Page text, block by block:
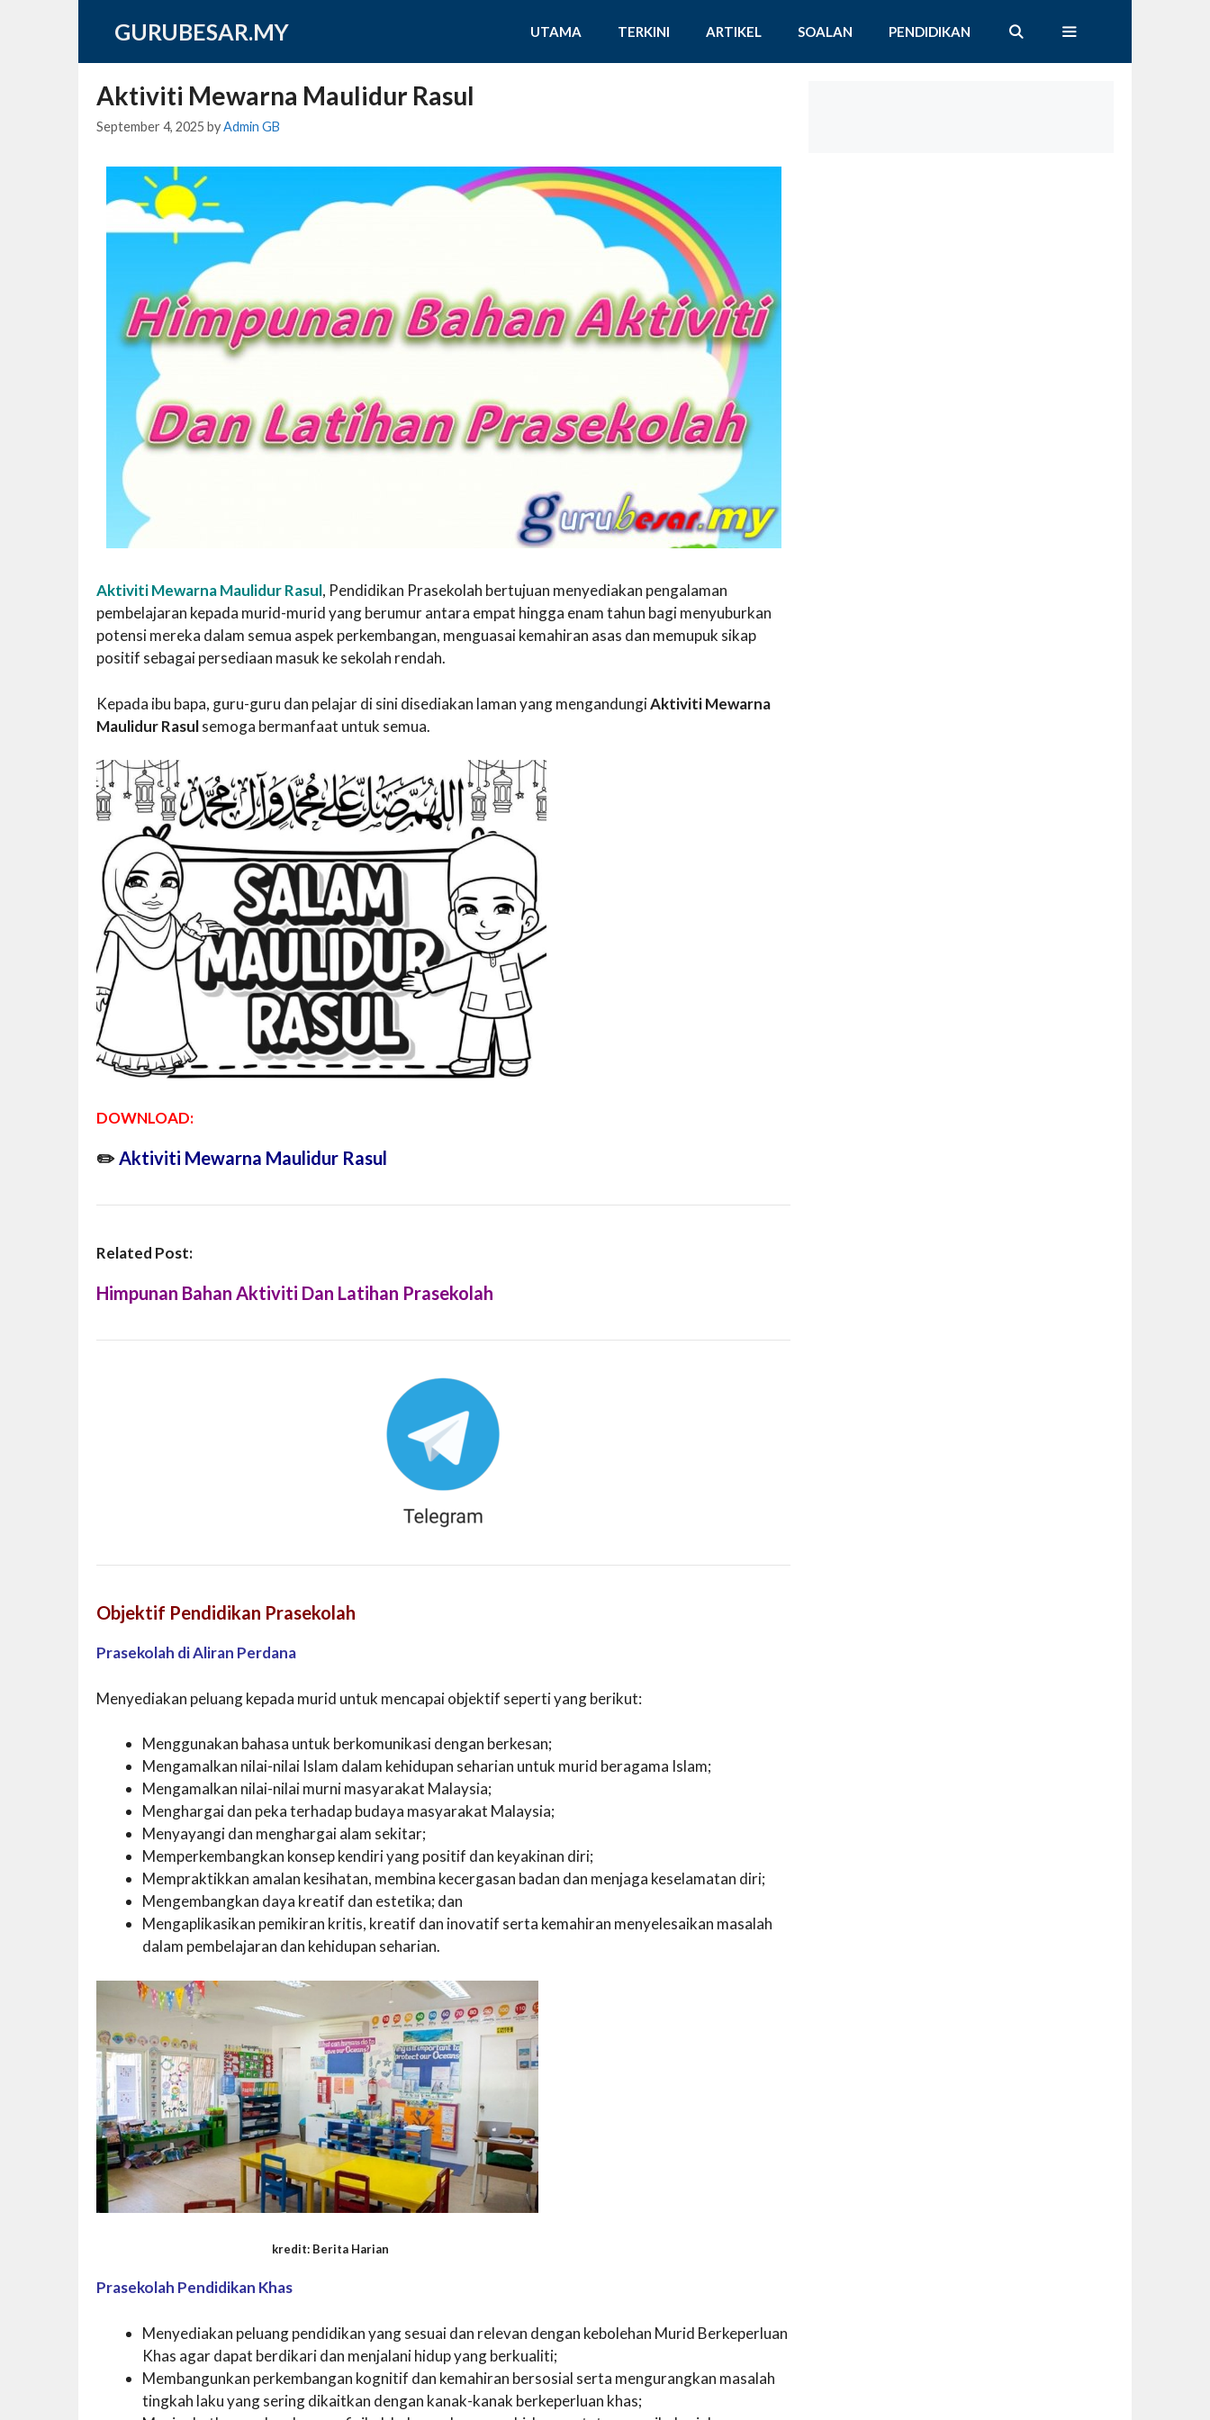
GURUBESAR.MY UTAMA TERKINI ARTIKEL SOALAN PENDIDIKAN
Aktiviti Mewarna Maulidur Rasul
September 4, 2025 byAdmin GB
Aktiviti Mewarna Maulidur Rasul, Pendidikan Prasekolah bertujuan menyediakan pengalaman
pembelajaran kepada murid-murid yang berumur antara empat hingga enam tahun bagi menyuburkan
potensi mereka dalam semua aspek perkembangan, menguasai kemahiran asas dan memupuk sikap
positif sebagai persediaan masuk ke sekolah rendah.
Kepada ibu bapa, guru-guru dan pelajar di sini disediakan laman yang mengandungiAktiviti Mewarna
Maulidur Rasulsemoga bermanfaat untuk semua.
DOWNLOAD:
✏️Aktiviti Mewarna Maulidur Rasul
Related Post:
Himpunan Bahan Aktiviti Dan Latihan Prasekolah
Objektif Pendidikan Prasekolah
Prasekolah di Aliran Perdana
Menyediakan peluang kepada murid untuk mencapai objektif seperti yang berikut:
Menggunakan bahasa untuk berkomunikasi dengan berkesan;
Mengamalkan nilai-nilai Islam dalam kehidupan seharian untuk murid beragama Islam;
Mengamalkan nilai-nilai murni masyarakat Malaysia;
Menghargai dan peka terhadap budaya masyarakat Malaysia;
Menyayangi dan menghargai alam sekitar;
Memperkembangkan konsep kendiri yang positif dan keyakinan diri;
Mempraktikkan amalan kesihatan, membina kecergasan badan dan menjaga keselamatan diri;
Mengembangkan daya kreatif dan estetika; dan
Mengaplikasikan pemikiran kritis, kreatif dan inovatif serta kemahiran menyelesaikan masalah
dalam pembelajaran dan kehidupan seharian.
kredit: Berita Harian
Prasekolah Pendidikan Khas
Menyediakan peluang pendidikan yang sesuai dan relevan dengan kebolehan Murid Berkeperluan
Khas agar dapat berdikari dan menjalani hidup yang berkualiti;
Membangunkan perkembangan kognitif dan kemahiran bersosial serta mengurangkan masalah
tingkah laku yang sering dikaitkan dengan kanak-kanak berkeperluan khas;